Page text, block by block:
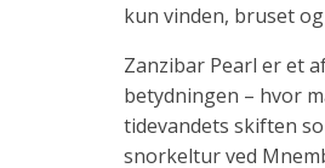
kun vinden, bruset
Zanzibar Pearl er et
betydningen – hvor
tidevandets skiften
snorkeltur ved